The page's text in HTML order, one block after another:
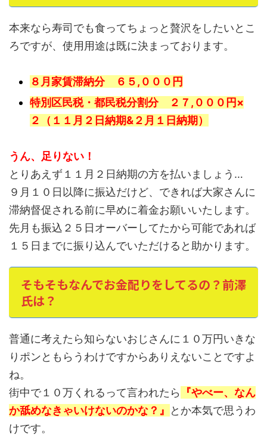
本来なら寿司でも食ってちょっと贅沢をしたいとこ
ろですが、使用用途は既に決まっております。
８月家賃滞納分 ６５,０００円
特別区民税・都民税分割分 ２７,０００円×
２（１１月２日納期&２月１日納期）
うん、足りない！
とりあえず１１月２日納期の方を払いましょう…
９月１０日以降に振込だけど、できれば大家さんに
滞納督促される前に早めに着金お願いいたします。
先月も振込２５日オーバーしてたから可能であれば
１５日までに振り込んでいただけると助かります。
そもそもなんでお金配りをしてるの？前澤
氏は？
普通に考えたら知らないおじさんに１０万円いきな
りポンともらうわけですからありえないことですよ
ね。
街中で１０万くれるって言われたら
『やべー、なん
か舐めなきゃいけないのかな？』
とか本気で思うわ
けです。